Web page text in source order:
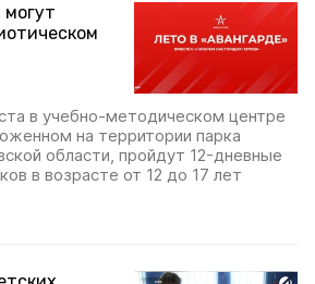
в учебно-методическом центре
на территории парка
области, пройдут 12-дневные
в возрасте от 12 до 17 лет